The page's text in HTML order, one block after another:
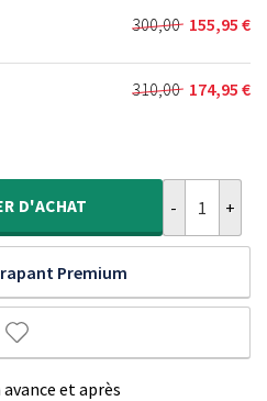
initial
était :
210,00 €.
actuel
est :
121,95 €.
300,00
Le
prix
initial
était :
155,95 €
Le
prix
actuel
est :
310,00
Le
310,00 €.
174,95 €
Le
174,95 €.
D'ACHAT
Premium
et après